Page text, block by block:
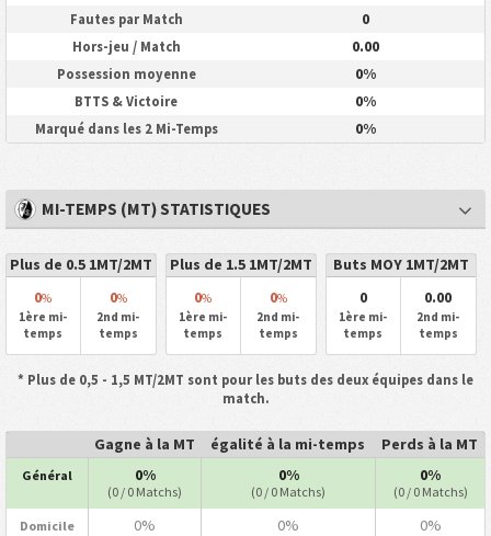
Fautes par Match 0
Hors-jeu / Match 0.00
Possession moyenne 0%
BTTS & Victoire 0%
Marqué dans les 2 Mi-Temps 0%
MI-TEMPS (MT) STATISTIQUES
Plus de 0.5 1MT/2MT
0%
1ère mi-
temps
0%
2nd mi-
temps
Plus de 1.5 1MT/2MT
0%
1ère mi-
temps
0%
2nd mi-
temps
Buts MOY 1MT/2MT
0
1ère mi-
temps
0.00
2nd mi-
temps
* Plus de 0,5 - 1,5 MT/2MT sont pour les buts des deux équipes dans le
match.
Gagne à la MT égalité à la mi-temps Perds à la MT
Général 0%
(0 / 0 Matchs)
0%
(0 / 0 Matchs)
0%
(0 / 0 Matchs)
Domicile 0% 0% 0%